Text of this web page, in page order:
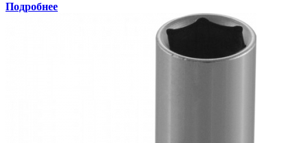
Подробнее